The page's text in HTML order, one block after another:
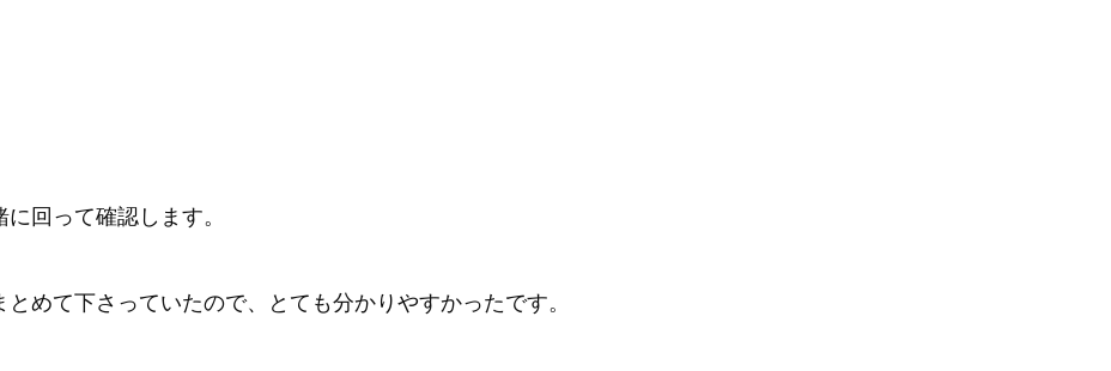
回って確認します。
めて下さっていたので、とても分かりやすかったです。